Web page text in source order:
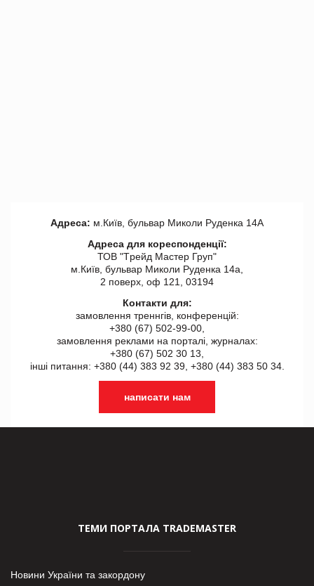
Адреса: м.Київ, бульвар Миколи Руденка 14А
Адреса для кореспонденції:
ТОВ "Tрейд Мастер Груп"
м.Київ, бульвар Миколи Руденка 14а,
2 поверх, оф 121, 03194
Контакти для:
замовлення треннгів, конференцій:
+380 (67) 502-99-00,
замовлення реклами на порталі, журналах:
+380 (67) 502 30 13,
інші питання: +380 (44) 383 92 39, +380 (44) 383 50 34.
написати нам
ТЕМИ ПОРТАЛА TRADEMASTER
Новини України та закордону